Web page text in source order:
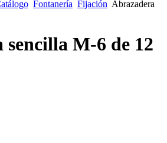
Fontanería Fijación Abrazadera
M-6 de 12